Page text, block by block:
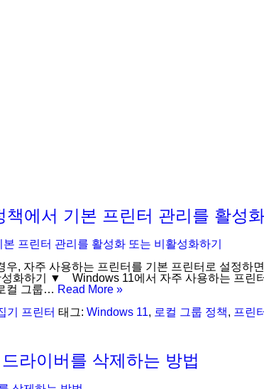
에서 기본 프린터 관리를 활성
, 자주 사용하는 프린터를 기본 프린터로 설정
화하기 ▼ Windows 11에서 자주 사용하는 프린
컬 그룹… Read More »
기 프린터 태그: Windows 11, 로컬 그룹 정책, 프린
라이버를 삭제하는 방법